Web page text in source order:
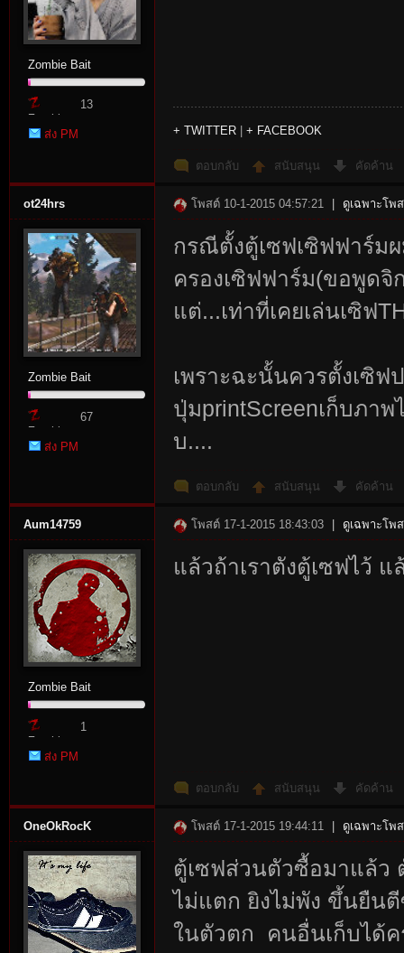
Zombie Bait
Zombie
Point
13
ส่ง PM + TWITTER + FACEBOOK
ตอบกลับ สนับสนุน คัดค้าน
ot24hrs
Zombie Bait
Zombie
Point
67
ส่ง PM
โพสต์ 10-1-2015 04:57:21 ดูเฉพาะโพ
กรณีตั้งตู้เซฟเซิฟฟาร์มผ
ครองเซิฟฟาร์ม(ขอพูดจิ
แต่...เท่าที่เคยเล่นเซิฟ
เพราะฉะนั้นควรตั้งเซิ
ปุ่มprintScreenเก็บภา
บ....
ตอบกลับ สนับสนุน คัดค้าน
Aum14759
Zombie Bait
Zombie
Point
1
ส่ง PM
โพสต์ 17-1-2015 18:43:03 ดูเฉพาะโพ
แล้วถ้าเราตังตู้เซฟไว้
ตอบกลับ สนับสนุน คัดค้าน
OneOkRocK โพสต์ 17-1-2015 19:44:11 ดูเฉพาะโพ
ตู้เซฟส่วนตัวซื้อมาแล้ว
ไม่แตก ยิงไม่พัง ขึ้นยืน
ในตัวตก คนอื่นเก็บได้ค